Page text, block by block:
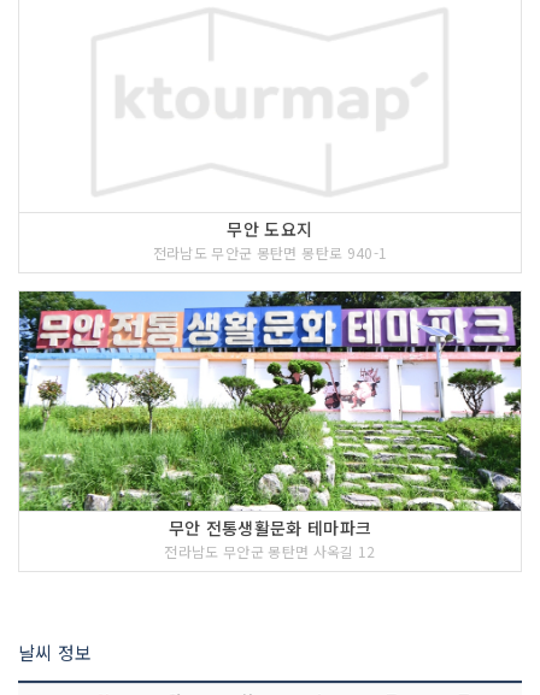
무안 도요지
전라남도 무안군 몽탄면 몽탄로 940-1
무안 전통생활문화 테마파크
전라남도 무안군 몽탄면 사옥길 12
날씨 정보